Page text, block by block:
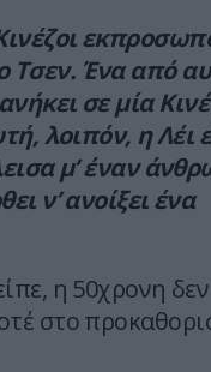
Τσεν. Ένα από
σε μία
λοιπόν, η Λέι
μ’ έναν
ν’ ανοίξει ένα
η 50χρονη δεν
στο